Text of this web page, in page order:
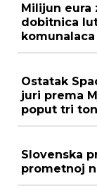
Milijun eura
dobitnica
Ostatak
juri prema
poput tri
Slovenska
prometnoj